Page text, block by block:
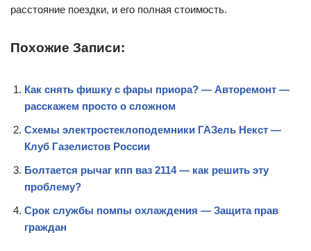
расстояние поездки, и его полная стоимость.
Похожие Записи:
Как снять фишку с фары приора? — Авторемонт —
расскажем просто о сложном
Схемы электростеклоподемники ГАЗель Некст —
Клуб Газелистов России
Болтается рычаг кпп ваз 2114 — как решить эту
проблему?
Срок службы помпы охлаждения — Защита прав
граждан